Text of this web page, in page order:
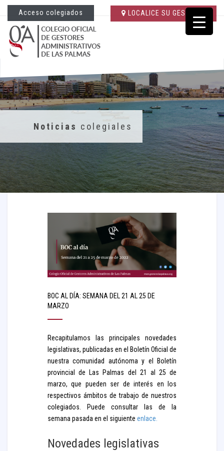
Acceso colegiados LOCALICE SU GESTORÍA
Noticias colegiales
BOC AL DÍA: SEMANA DEL 21 AL 25 DE
MARZO
Recapitulamos las principales novedades
legislativas, publicadas en el Boletín Oficial de
nuestra comunidad autónoma y el Boletín
provincial de Las Palmas del 21 al 25 de
marzo, que pueden ser de interés en los
respectivos ámbitos de trabajo de nuestros
colegiados. Puede consultar las de la
semana pasada en el siguiente enlace.
Novedades legislativas